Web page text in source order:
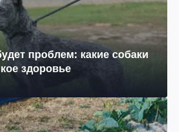
проблем: какие собаки
здоровье